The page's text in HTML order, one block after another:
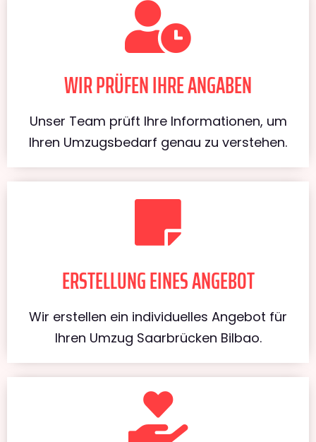
WIR PRÜFEN IHRE ANGABEN
Unser Team prüft Ihre Informationen, um
Ihren Umzugsbedarf genau zu verstehen.
ERSTELLUNG EINES ANGEBOT
Wir erstellen ein individuelles Angebot für
Ihren Umzug Saarbrücken Bilbao.